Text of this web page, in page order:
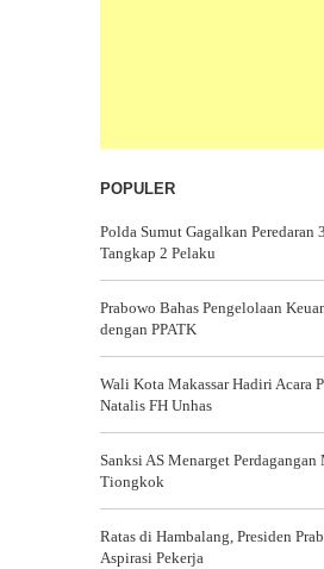
POPULER
Polda Sumut Gagalkan Peredaran
Tangkap 2 Pelaku
Prabowo Bahas Pengelolaan
dengan PPATK
Wali Kota Makassar Hadiri Acara
Natalis FH Unhas
Sanksi AS Menarget
Tiongkok
Ratas di Hambalang, Presiden
Aspirasi Pekerja